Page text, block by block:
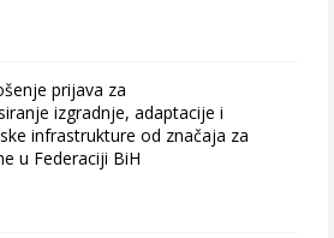
prijava za
izgradnje, adaptacije i
infrastrukture od značaja za
u Federaciji BiH